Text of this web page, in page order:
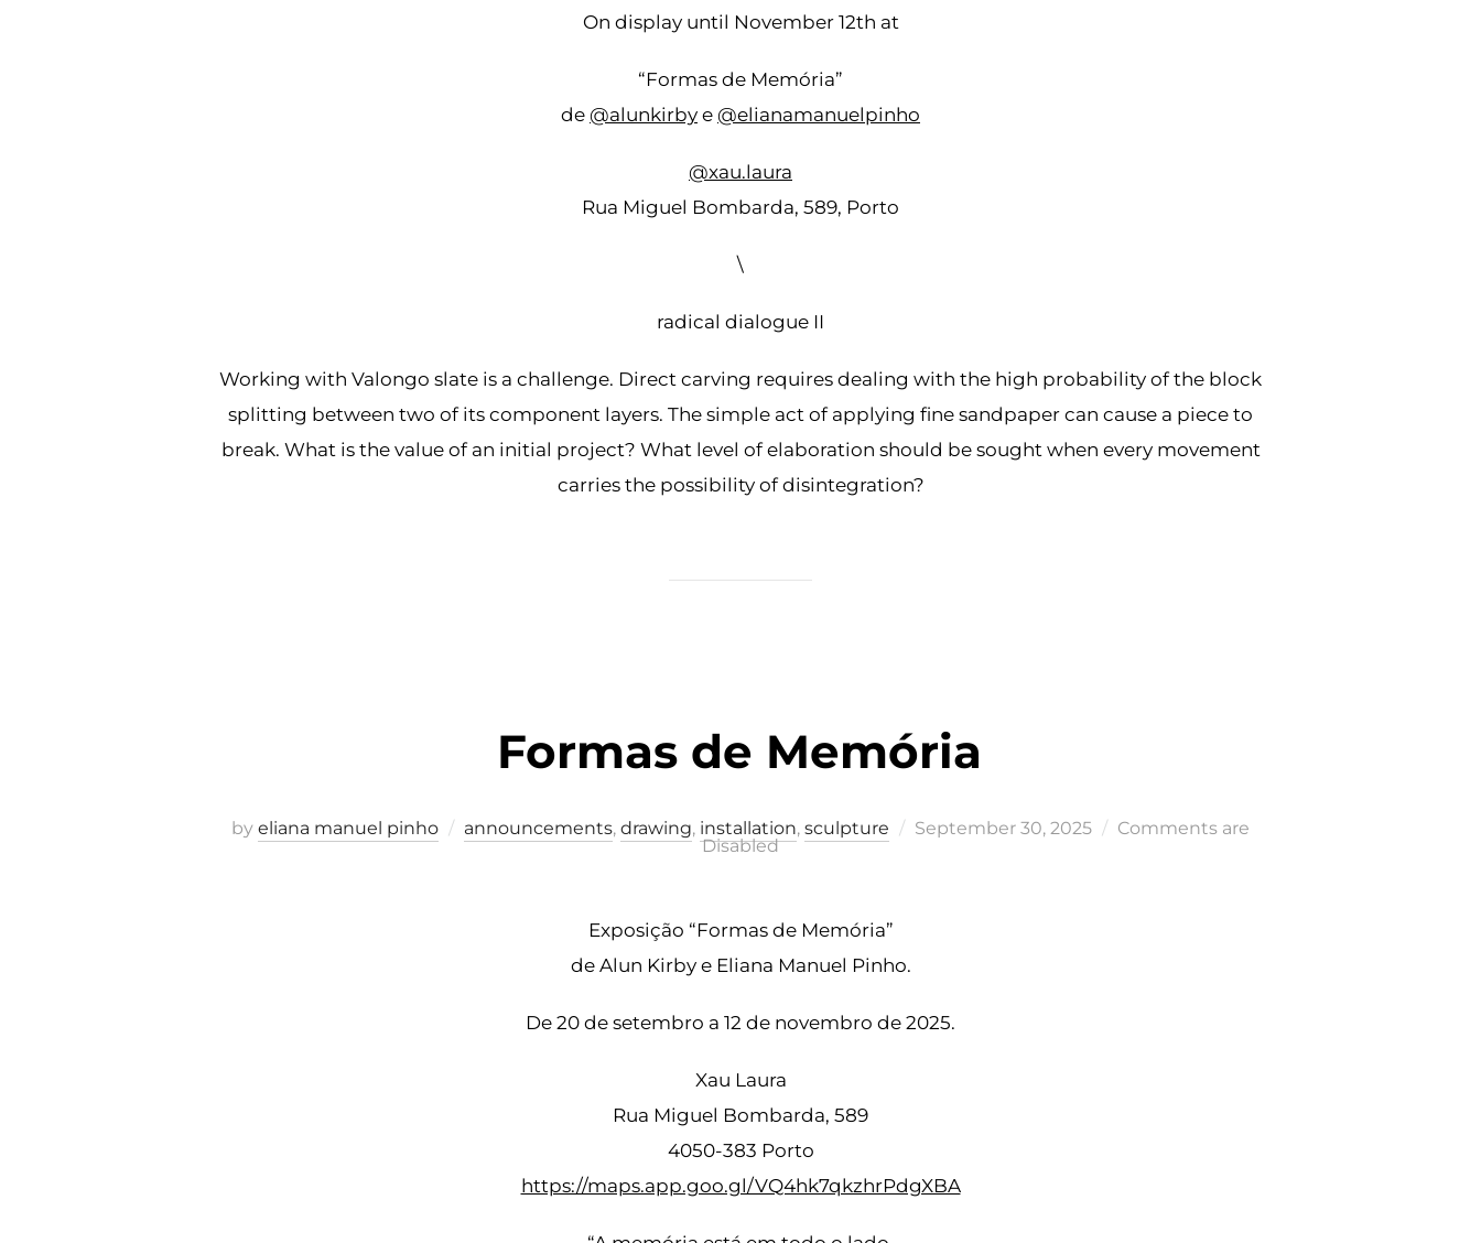
On display until November 12th at
“Formas de Memória”
de @alunkirby e @elianamanuelpinho
@xau.laura
Rua Miguel Bombarda, 589, Porto
\
radical dialogue II
Working with Valongo slate is a challenge. Direct carving requires dealing with the high probability of the block
splitting between two of its component layers. The simple act of applying fine sandpaper can cause a piece to
break. What is the value of an initial project? What level of elaboration should be sought when every movement
carries the possibility of disintegration?
Formas de Memória
by eliana manuel pinho announcements, drawing, installation, sculpture
Posted
September 30, 2025
Comments are
Disabled
Exposição “Formas de Memória”
de Alun Kirby e Eliana Manuel Pinho.
De 20 de setembro a 12 de novembro de 2025.
Xau Laura
Rua Miguel Bombarda, 589
4050-383 Porto
https://maps.app.goo.gl/VQ4hk7qkzhrPdgXBA